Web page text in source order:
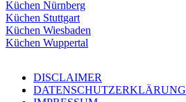
Küchen Nürnberg
Küchen Stuttgart
Küchen Wiesbaden
Küchen Wuppertal
DISCLAIMER
DATENSCHUTZERKLÄRUNG